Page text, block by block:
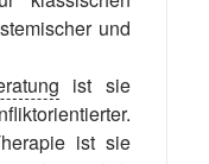
und
ist sie
ist sie